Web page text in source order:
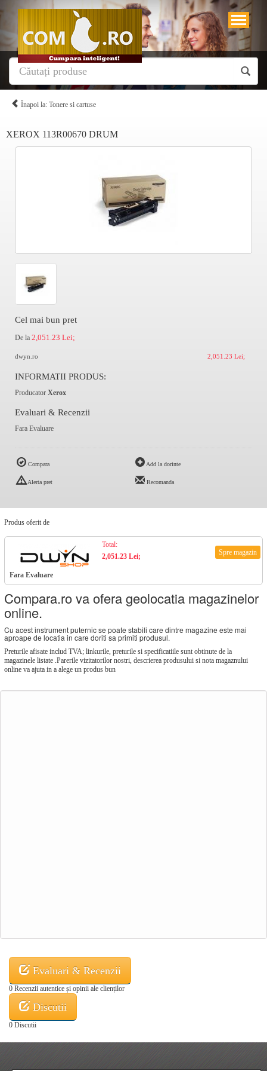
Înapoi la: Tonere si cartuse
XEROX 113R00670 DRUM
Cel mai bun pret
De la 2,051.23 Lei;
dwyn.ro 2,051.23 Lei;
INFORMATII PRODUS:
Producator Xerox
Evaluari & Recenzii
Fara Evaluare
Compara Add la dorinte
Alerta pret Recomanda
Produs oferit de
Fara Evaluare
Spre magazin
Total:
2,051.23 Lei;
Compara.ro va ofera geolocatia magazinelor
online.
Cu acest instrument puternic se poate stabili care dintre magazine este mai
aproape de locatia in care doriti sa primiti produsul.
Preturile afisate includ TVA; linkurile, preturile si specificatiile sunt obtinute de la
magazinele listate .Parerile vizitatorilor nostri, descrierea produsului si nota magaznului
online va ajuta in a alege un produs bun
Evaluari & Recenzii
0 Recenzii autentice și opinii ale clienților
Discutii
0 Discutii